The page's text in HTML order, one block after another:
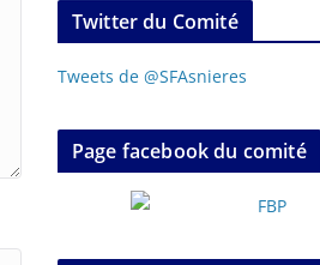
Twitter du Comité
Tweets de @SFAsnieres
Page facebook du comité